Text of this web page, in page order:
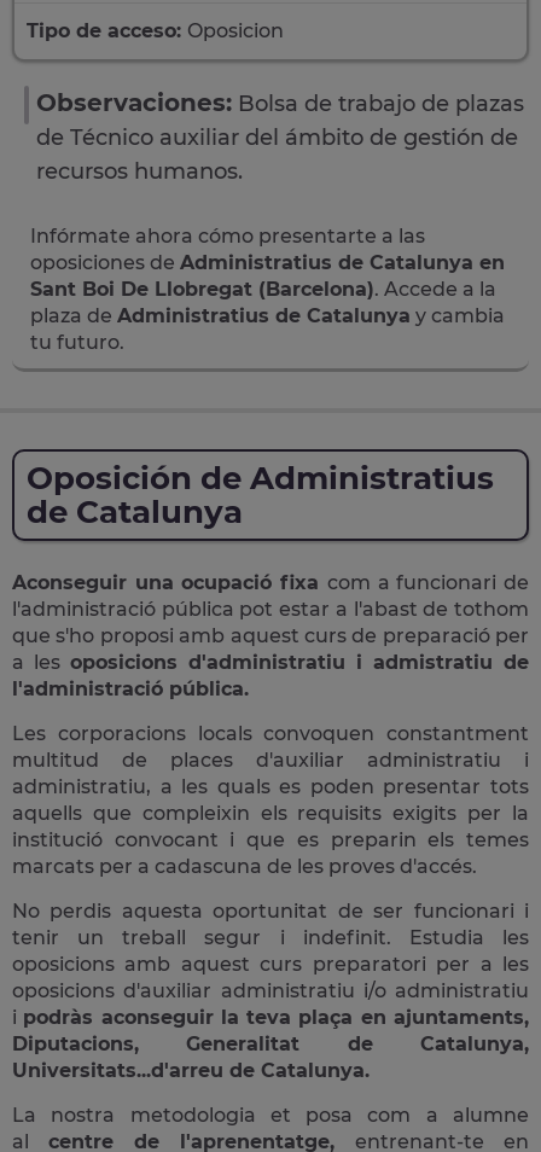
Tipo de acceso: Oposicion
Observaciones: Bolsa de trabajo de plazas
de Técnico auxiliar del ámbito de gestión de
recursos humanos.
Infórmate ahora cómo presentarte a las
oposiciones de Administratius de Catalunya en
Sant Boi De Llobregat (Barcelona). Accede a la
plaza de Administratius de Catalunya y cambia
tu futuro.
Oposición de Administratius
de Catalunya
Aconseguir una ocupació fixa com a funcionari de
l'administració pública pot estar a l'abast de tothom
que s'ho proposi amb aquest curs de preparació per
a les oposicions d'administratiu i admistratiu de
l'administració pública.
Les corporacions locals convoquen constantment
multitud de places d'auxiliar administratiu i
administratiu, a les quals es poden presentar tots
aquells que compleixin els requisits exigits per la
institució convocant i que es preparin els temes
marcats per a cadascuna de les proves d'accés.
No perdis aquesta oportunitat de ser funcionari i
tenir un treball segur i indefinit. Estudia les
oposicions amb aquest curs preparatori per a les
oposicions d'auxiliar administratiu i/o administratiu
i podràs aconseguir la teva plaça en ajuntaments,
Diputacions, Generalitat de Catalunya,
Universitats...d'arreu de Catalunya.
La nostra metodologia et posa com a alumne
al centre de l'aprenentatge, entrenant-te en